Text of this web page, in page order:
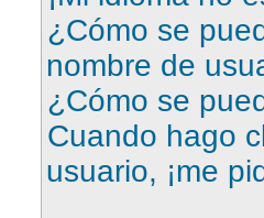
¿Cómo se
nombre de
¿Cómo se
Cuando hago
usuario, ¡me